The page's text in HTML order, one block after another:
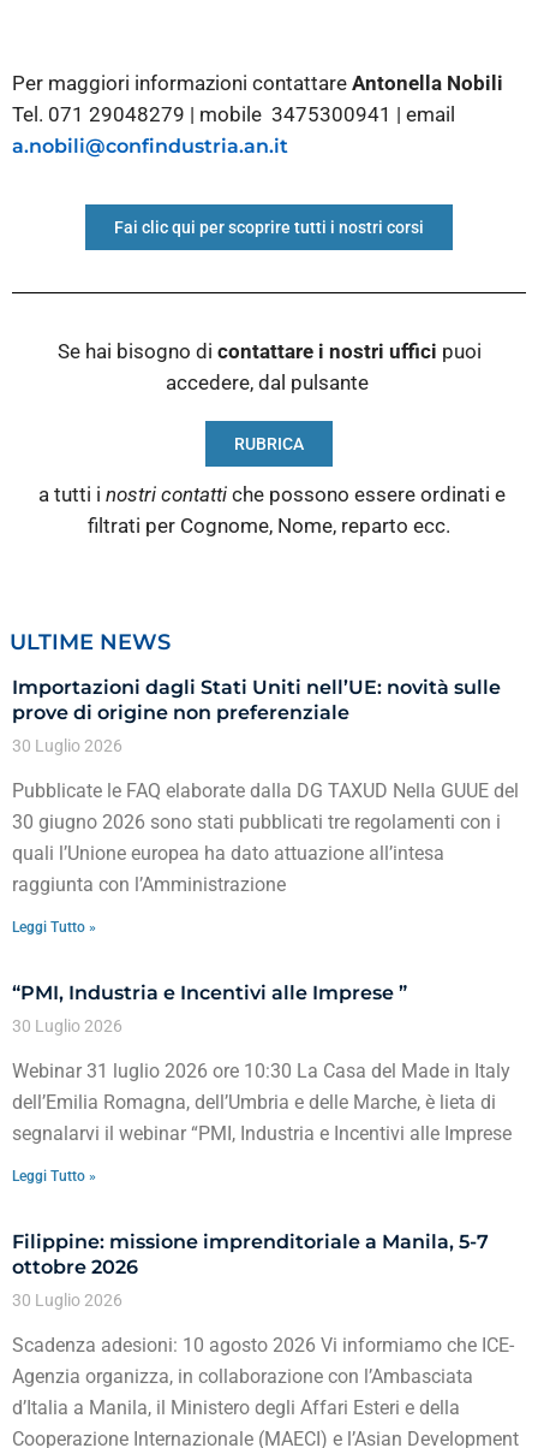
Per maggiori informazioni contattare Antonella Nobili
Tel. 071 29048279 | mobile 3475300941 | email
a.nobili@confindustria.an.it
Fai clic qui per scoprire tutti i nostri corsi
Se hai bisogno di contattare i nostri uffici puoi
accedere, dal pulsante
RUBRICA
a tutti i nostri contatti che possono essere ordinati e
filtrati per Cognome, Nome, reparto ecc.
ULTIME NEWS
Importazioni dagli Stati Uniti nell’UE: novità sulle
prove di origine non preferenziale
30 Luglio 2026
Pubblicate le FAQ elaborate dalla DG TAXUD Nella GUUE del
30 giugno 2026 sono stati pubblicati tre regolamenti con i
quali l’Unione europea ha dato attuazione all’intesa
raggiunta con l’Amministrazione
Leggi Tutto »
“PMI, Industria e Incentivi alle Imprese ”
30 Luglio 2026
Webinar 31 luglio 2026 ore 10:30 La Casa del Made in Italy
dell’Emilia Romagna, dell’Umbria e delle Marche, è lieta di
segnalarvi il webinar “PMI, Industria e Incentivi alle Imprese
Leggi Tutto »
Filippine: missione imprenditoriale a Manila, 5-7
ottobre 2026
30 Luglio 2026
Scadenza adesioni: 10 agosto 2026 Vi informiamo che ICE-
Agenzia organizza, in collaborazione con l’Ambasciata
d’Italia a Manila, il Ministero degli Affari Esteri e della
Cooperazione Internazionale (MAECI) e l’Asian Development